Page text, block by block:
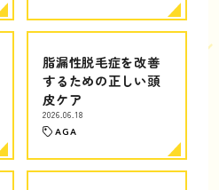
脂漏性脱毛症を改善
するための正しい頭
皮ケア
2026.06.18
AGA